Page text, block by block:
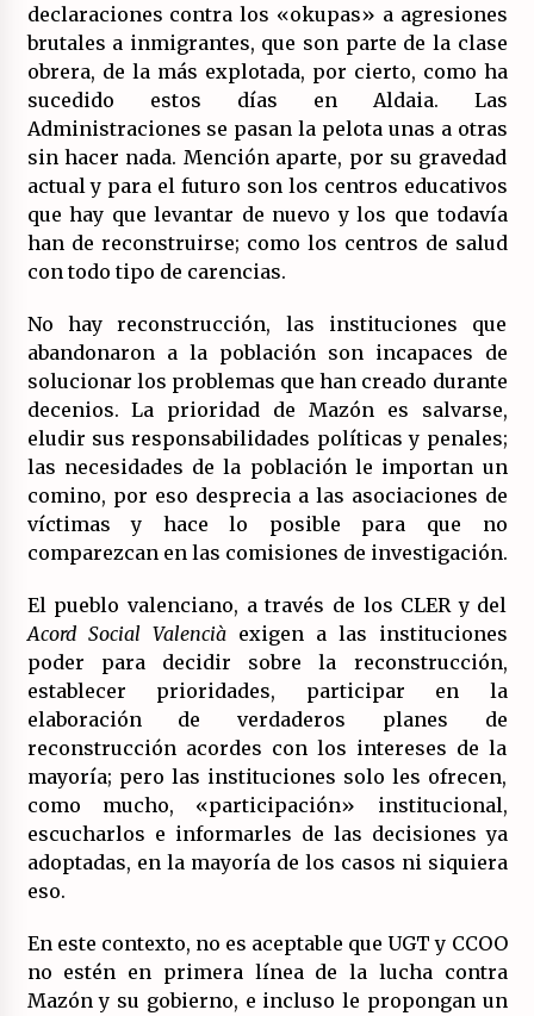
declaraciones contra los «okupas» a agresiones
brutales a inmigrantes, que son parte de la clase
obrera, de la más explotada, por cierto, como ha
sucedido estos días en Aldaia. Las
Administraciones se pasan la pelota unas a otras
sin hacer nada. Mención aparte, por su gravedad
actual y para el futuro son los centros educativos
que hay que levantar de nuevo y los que todavía
han de reconstruirse; como los centros de salud
con todo tipo de carencias.
No hay reconstrucción, las instituciones que
abandonaron a la población son incapaces de
solucionar los problemas que han creado durante
decenios. La prioridad de Mazón es salvarse,
eludir sus responsabilidades políticas y penales;
las necesidades de la población le importan un
comino, por eso desprecia a las asociaciones de
víctimas y hace lo posible para que no
comparezcan en las comisiones de investigación.
El pueblo valenciano, a través de los CLER y del
Acord Social Valencià exigen a las instituciones
poder para decidir sobre la reconstrucción,
establecer prioridades, participar en la
elaboración de verdaderos planes de
reconstrucción acordes con los intereses de la
mayoría; pero las instituciones solo les ofrecen,
como mucho, «participación» institucional,
escucharlos e informarles de las decisiones ya
adoptadas, en la mayoría de los casos ni siquiera
eso.
En este contexto, no es aceptable que UGT y CCOO
no estén en primera línea de la lucha contra
Mazón y su gobierno, e incluso le propongan un